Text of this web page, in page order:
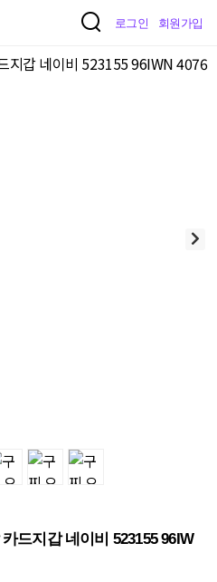
로그인 회원가입
드지갑 네이비 ‎523155 96IW